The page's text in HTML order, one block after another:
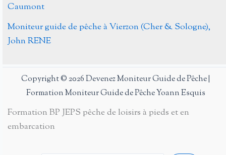
Caumont
Moniteur guide de pêche à Vierzon (Cher & Sologne),
John RENE
Copyright © 2026 Devenez Moniteur Guide de Pêche |
Formation Moniteur Guide de Pêche Yoann Esquis
Formation BP JEPS pêche de loisirs à pieds et en
embarcation